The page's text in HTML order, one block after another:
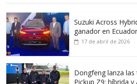
Suzuki Across
ganador en Ecuador
17 de abril de 2026
Dongfeng lanza
Pickup Z9: híbrida y